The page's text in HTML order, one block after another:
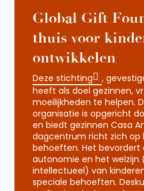
Global Gift
thuis voor
ontwikkelen
Deze stichting
,
heeft als doel gezinnen,
moeilijkheden te helpen.
organisatie is opgericht
en biedt gezinnen Casa
dagcentrum richt zich op
behoeften. Het bevordert
autonomie en het welzijn
intellectueel) van
speciale behoeften.